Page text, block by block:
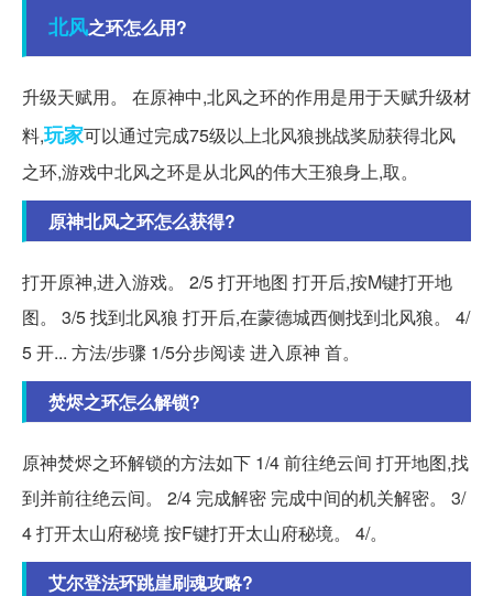
北风之环怎么用?
升级天赋用。 在原神中,北风之环的作用是用于天赋升级材
料,玩家可以通过完成75级以上北风狼挑战奖励获得北风
之环,游戏中北风之环是从北风的伟大王狼身上,取。
原神北风之环怎么获得?
打开原神,进入游戏。 2/5 打开地图 打开后,按M键打开地
图。 3/5 找到北风狼 打开后,在蒙德城西侧找到北风狼。 4/
5 开... 方法/步骤 1/5分步阅读 进入原神 首。
焚烬之环怎么解锁?
原神焚烬之环解锁的方法如下 1/4 前往绝云间 打开地图,找
到并前往绝云间。 2/4 完成解密 完成中间的机关解密。 3/
4 打开太山府秘境 按F键打开太山府秘境。 4/。
艾尔登法环跳崖刷魂攻略?